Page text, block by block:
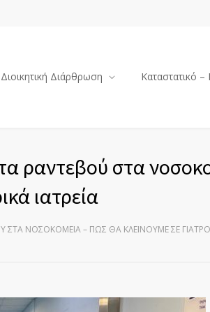
Διοικητική Διάρθρωση Καταστατικό –
ραντεβού στα
ιατρεία
ΝΟΣΟΚΟΜΕΊΑ – ΠΏΣ ΘΑ ΚΛΕΊΝΟΥΜΕ ΣΕ